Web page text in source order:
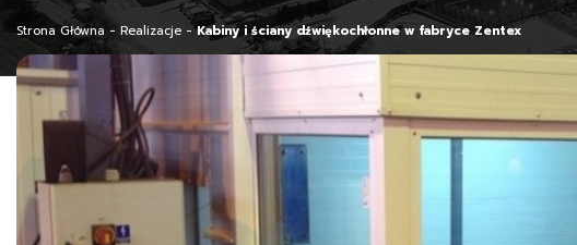
Strona Główna - Realizacje -Kabiny i ściany dźwiękochłonne w fabryce Zentex